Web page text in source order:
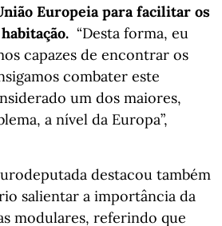
Europeia para facilitar os
“Desta forma, eu
capazes de encontrar os
combater este
um dos maiores,
a nível da Europa”,
destacou também
salientar a importância da
modulares, referindo que